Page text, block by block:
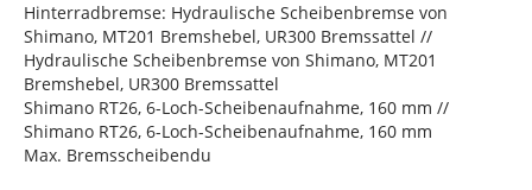
Hinterradbremse: Hydraulische Scheibenbremse von
Shimano, MT201 Bremshebel, UR300 Bremssattel //
Hydraulische Scheibenbremse von Shimano, MT201
Bremshebel, UR300 Bremssattel
Shimano RT26, 6-Loch-Scheibenaufnahme, 160 mm //
Shimano RT26, 6-Loch-Scheibenaufnahme, 160 mm
Max. Bremsscheibendu